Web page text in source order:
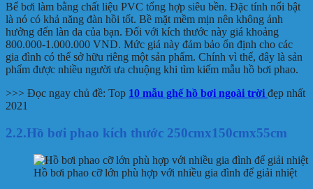
Bể bơi làm bằng chất liệu PVC tổng hợp siêu bền. Đặc tính nổi bật
là nó có khả năng đàn hồi tốt. Bề mặt mềm mịn nên không ảnh
hưởng đến làn da của bạn. Đối với kích thước này giá khoảng
800.000-1.000.000 VND. Mức giá này đảm bảo ổn định cho các
gia đình có thể sở hữu riêng một sản phẩm. Chính vì thế, đây là sản
phẩm được nhiều người ưa chuộng khi tìm kiếm mẫu hồ bơi phao.
>>> Đọc ngay chủ đề: Top 10 mẫu ghế hồ bơi ngoài trời đẹp nhất
2021
2.2.Hồ bơi phao kích thước 250cmx150cmx55cm
Hồ bơi phao cỡ lớn phù hợp với nhiều gia đình để giải nhiệt